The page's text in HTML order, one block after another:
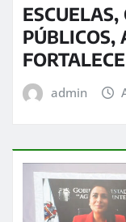
PÚBLICOS,
admin